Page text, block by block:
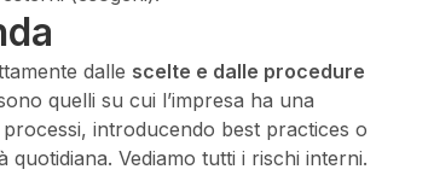
dalle scelte e dalle procedure
quelli su cui l’impresa ha una
introducendo best practices o
Vediamo tutti i rischi interni.